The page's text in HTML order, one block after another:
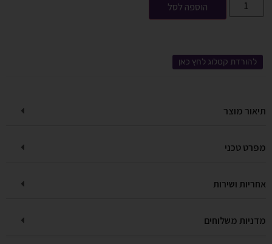
הוספה לסל
להורדת קטלוג לחץ כאן
תיאור מוצר
מפרט טכני
אחריות ושירות
מדניות משלוחים